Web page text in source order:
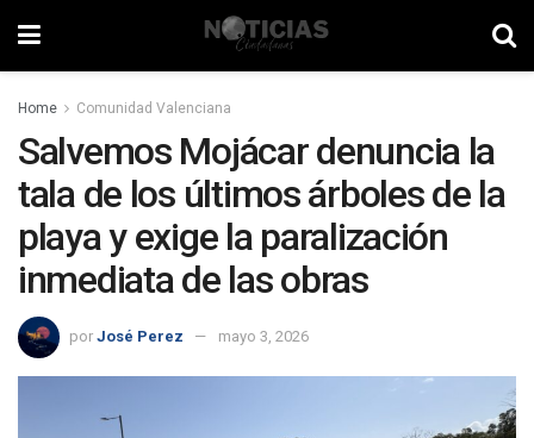
Home Comunidad Valenciana
Salvemos Mojácar denuncia la
tala de los últimos árboles de la
playa y exige la paralización
inmediata de las obras
por José Perez mayo 3, 2026